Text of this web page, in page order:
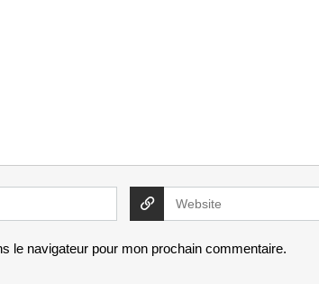
le navigateur pour mon prochain commentaire.